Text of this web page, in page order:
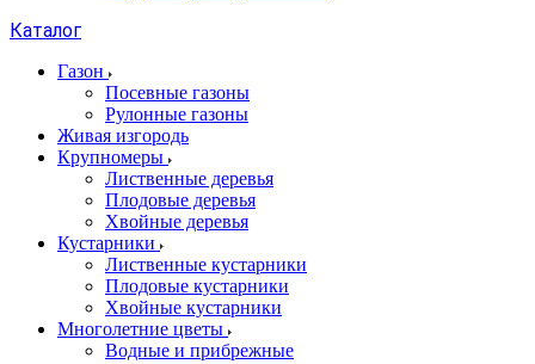
Каталог
Газон
Посевные газоны
Рулонные газоны
Живая изгородь
Крупномеры
Лиственные деревья
Плодовые деревья
Хвойные деревья
Кустарники
Лиственные кустарники
Плодовые кустарники
Хвойные кустарники
Многолетние цветы
Водные и прибрежные